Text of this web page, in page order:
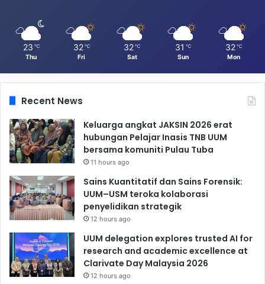
23 ℃
Thu
32 ℃
Fri
32 ℃
Sat
31 ℃
Sun
32 ℃
Mon
Recent News
Keluarga angkat JAKSIN 2026 erat
hubungan Pelajar Inasis TNB UUM
bersama komuniti Pulau Tuba
11 hours ago
Sains Kuantitatif dan Sains Forensik:
UUM–USM teroka kolaborasi
penyelidikan strategik
12 hours ago
UUM delegation explores trusted AI for
research and academic excellence at
Clarivate Day Malaysia 2026
12 hours ago